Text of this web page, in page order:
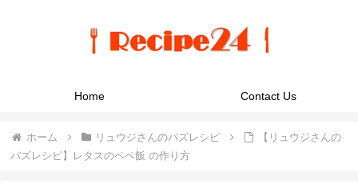
Home Contact Us
ホーム リュウジさんのバズレシピ
【リュウジさんの
バズレシピ】レタスのペペ飯 の作り方